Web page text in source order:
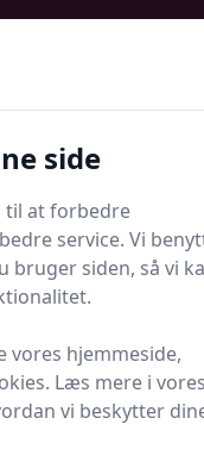
end
side
til at forbedre
service. Vi
bruger siden, så vi
hjemmeside,
Læs mere i
vi beskytter